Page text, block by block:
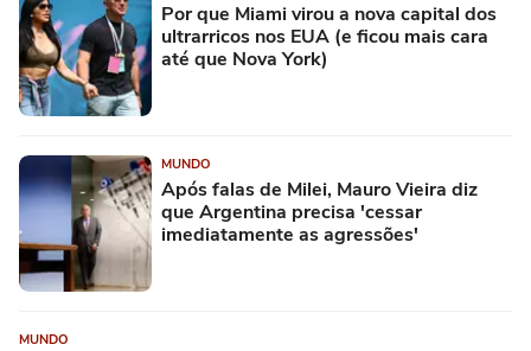
Por que Miami virou a nova capital dos
ultrarricos nos EUA (e ficou mais cara
até que Nova York)
MUNDO
Após falas de Milei, Mauro Vieira diz
que Argentina precisa 'cessar
imediatamente as agressões'
MUNDO